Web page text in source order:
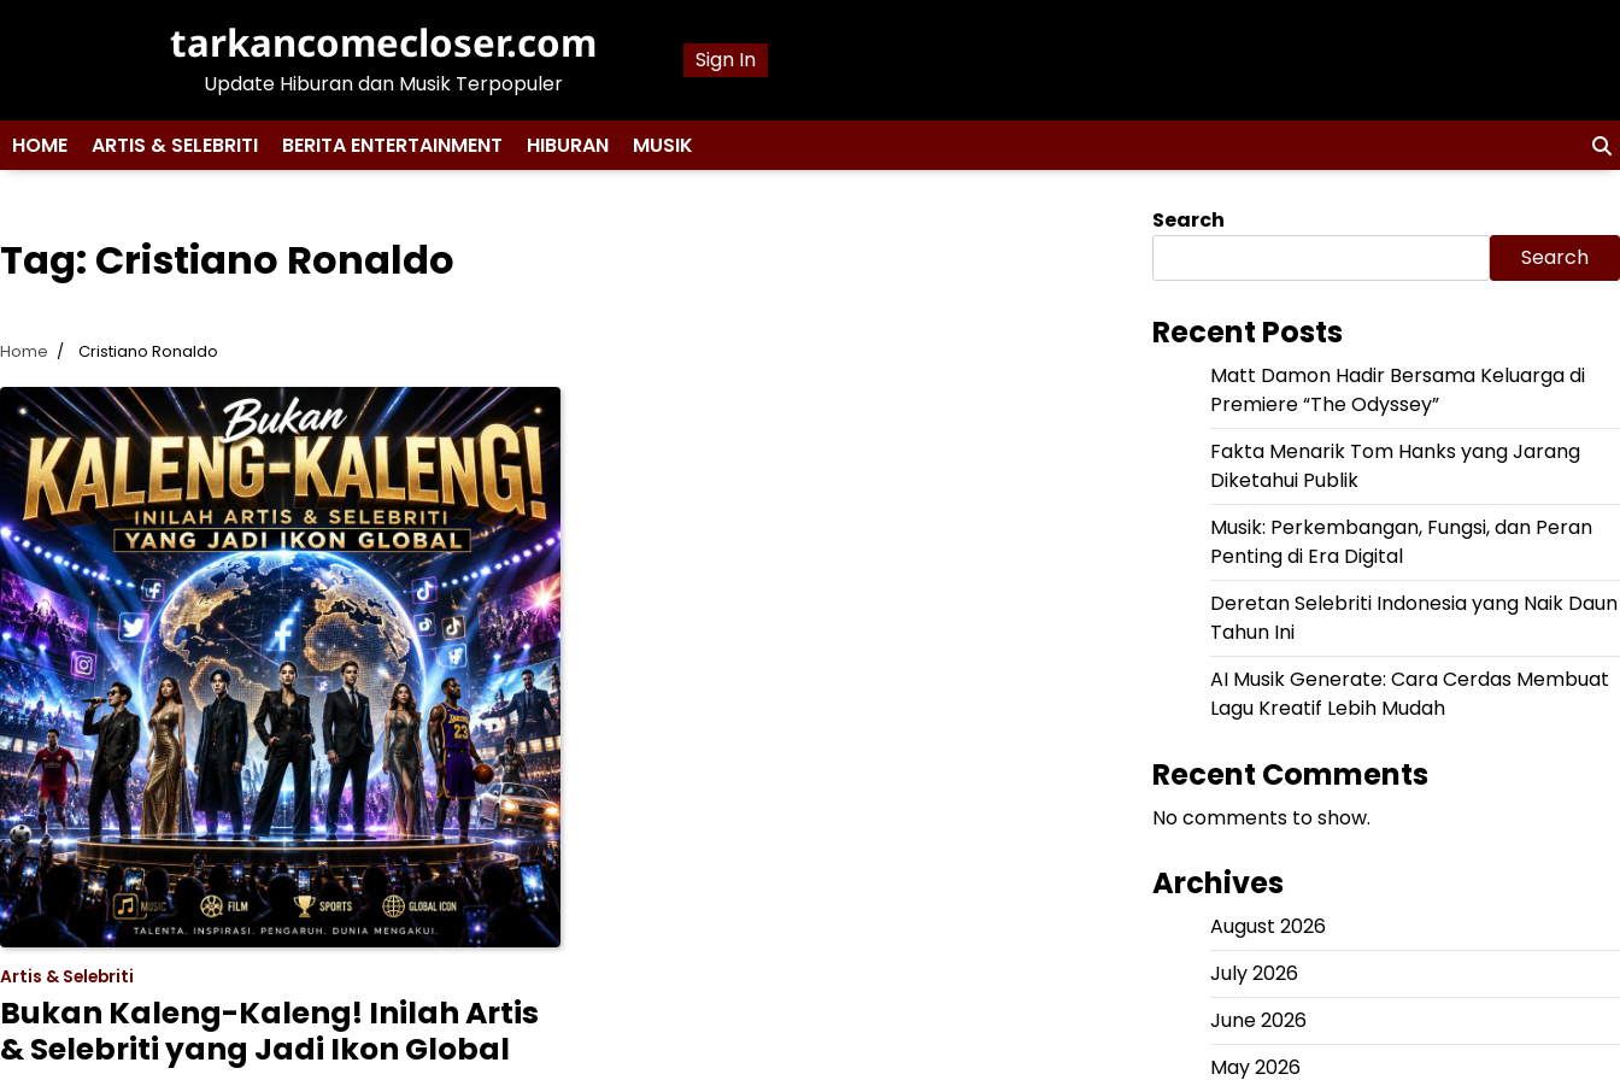
tarkancomecloser.com
Update Hiburan dan Musik Terpopuler
Sign In
HOME ARTIS & SELEBRITI BERITA ENTERTAINMENT HIBURAN MUSIK
Tag: Cristiano Ronaldo
Home Cristiano Ronaldo
Artis & Selebriti
Bukan Kaleng-Kaleng! Inilah Artis
& Selebriti yang Jadi Ikon Global
Search
Search
Recent Posts
Matt Damon Hadir Bersama Keluarga di
Premiere “The Odyssey”
Fakta Menarik Tom Hanks yang Jarang
Diketahui Publik
Musik: Perkembangan, Fungsi, dan Peran
Penting di Era Digital
Deretan Selebriti Indonesia yang Naik Daun
Tahun Ini
AI Musik Generate: Cara Cerdas Membuat
Lagu Kreatif Lebih Mudah
Recent Comments
No comments to show.
Archives
August 2026
July 2026
June 2026
May 2026